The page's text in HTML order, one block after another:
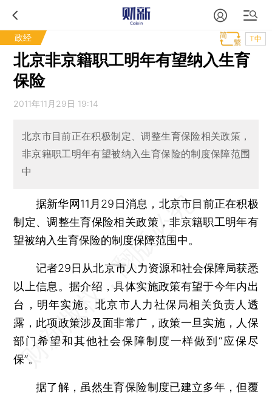
政经 T中
北京非京籍职工明年有望纳入生育
保险
2011年11月29日 19:14
北京市目前正在积极制定、调整生育保险相关政策，
非京籍职工明年有望被纳入生育保险的制度保障范围
中
据新华网11月29日消息，北京市目前正在积极
制定、调整生育保险相关政策，非京籍职工明年有
望被纳入生育保险的制度保障范围中。
记者29日从北京市人力资源和社会保障局获悉
以上信息。据介绍，具体实施政策有望于今年内出
台，明年实施。北京市人力社保局相关负责人透
露，此项政策涉及面非常广，政策一旦实施，人保
部门希望和其他社会保障制度一样做到“应保尽
保”。
据了解，虽然生育保险制度已建立多年，但覆